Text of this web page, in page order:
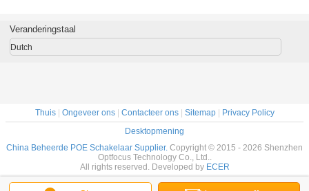
voor datacentrum
het gebruiken
Haven 2x1000m
Veranderingstaal
Dutch
Thuis| Ongeveer ons| Contacteer ons| Sitemap|
Privacy Policy
Desktopmening
China Beheerde POE Schakelaar Supplier. Copyright © 2015 - 2026 Shenzhen
Optfocus Technology Co., Ltd..
All rights reserved. Developed by ECER